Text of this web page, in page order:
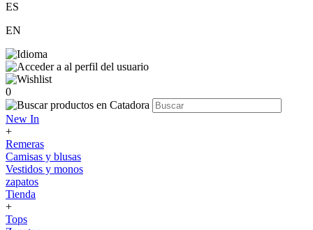
ES
EN
0
New In
+
Remeras
Camisas y blusas
Vestidos y monos
zapatos
Tienda
+
Tops